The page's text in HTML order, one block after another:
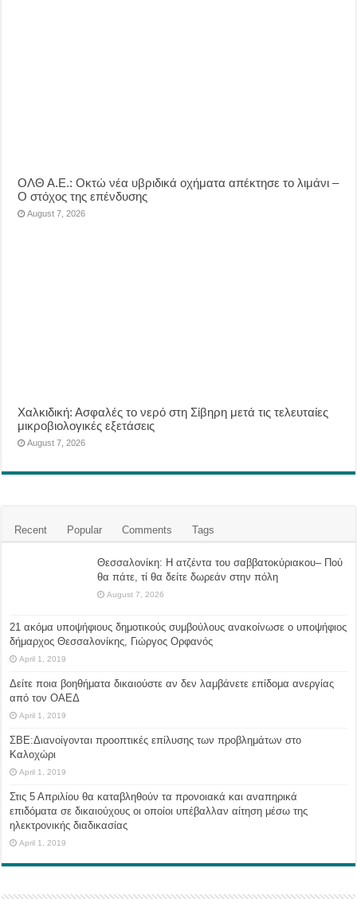
ΟΛΘ Α.Ε.: Οκτώ νέα υβριδικά οχήματα απέκτησε το λιμάνι –
Ο στόχος της επένδυσης
August 7, 2026
Χαλκιδική: Ασφαλές το νερό στη Σίβηρη μετά τις τελευταίες
μικροβιολογικές εξετάσεις
August 7, 2026
Recent Popular Comments Tags
Θεσσαλονίκη: Η ατζέντα του σαββατοκύριακου– Πού
θα πάτε, τί θα δείτε δωρεάν στην πόλη
August 7, 2026
21 ακόμα υποψήφιους δημοτικούς συμβούλους ανακοίνωσε ο υποψήφιος
δήμαρχος Θεσσαλονίκης, Γιώργος Ορφανός
April 1, 2019
Δείτε ποια βοηθήματα δικαιούστε αν δεν λαμβάνετε επίδομα ανεργίας
από τον ΟΑΕΔ
April 1, 2019
ΣΒΕ:Διανοίγονται προοπτικές επίλυσης των προβλημάτων στο
Καλοχώρι
April 1, 2019
Στις 5 Απριλίου θα καταβληθούν τα προνοιακά και αναπηρικά
επιδόματα σε δικαιούχους οι οποίοι υπέβαλλαν αίτηση μέσω της
ηλεκτρονικής διαδικασίας
April 1, 2019